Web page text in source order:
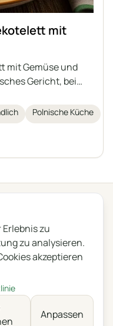
mit
mit Gemüse und
Gericht, bei
Knoblauch und
Soße geschmort
Sahne, Mehl und
zu verwenden.
Perfekt zu
Baguette.
Polnische Küche
BlogFeedback
Русский
zu
zu analysieren.
akzeptieren
Anpassen